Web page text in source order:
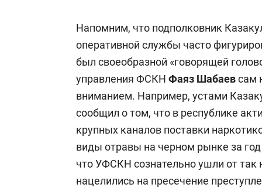
Напомним, что подполковник
оперативной службы часто
был своеобразной «говорящей
управления ФСКН Фаяз Шабаевсам
вниманием. Например, устами
сообщил о том, что в республике
крупных каналов поставки
виды отравы на черном рынке за
что УФСКН сознательно ушли от
нацелились на пресечение